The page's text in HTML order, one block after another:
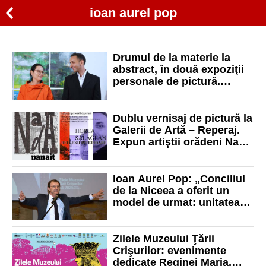
ioan aurel pop
Drumul de la materie la
abstract, în două expoziţii
personale de pictură.
Reperaj artiştii Nada Panait
şi Horea Sălăgean
Dublu vernisaj de pictură la
Galerii de Artă – Reperaj.
Expun artiştii orădeni Nada
Ioan Aurel Pop: „Conciliul
de la Niceea a oferit un
model de urmat: unitatea
și a lumii”
Zilele Muzeului Ţării
Crişurilor: evenimente
dedicate Reginei Maria,